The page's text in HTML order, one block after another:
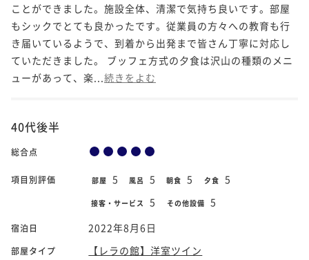
ことができました。施設全体、清潔で気持ち良いです。部屋
もシックでとても良かったです。従業員の方々への教育も行
き届いているようで、到着から出発まで皆さん丁寧に対応し
ていただきました。 ブッフェ方式の夕食は沢山の種類のメニ
ューがあって、楽... 続きをよむ
40代後半
総合点
項目別評価 部屋 5 風呂 5 朝食 5 夕食 5
接客・サービス 5 その他設備 5
宿泊日 2022年8月6日
部屋タイプ
【レラの館】洋室ツイン